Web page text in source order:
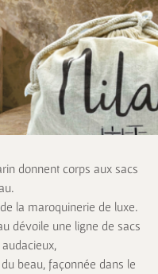
donnent corps aux sacs
la maroquinerie de luxe.
dévoile une ligne de sacs
beau, façonnée dans le